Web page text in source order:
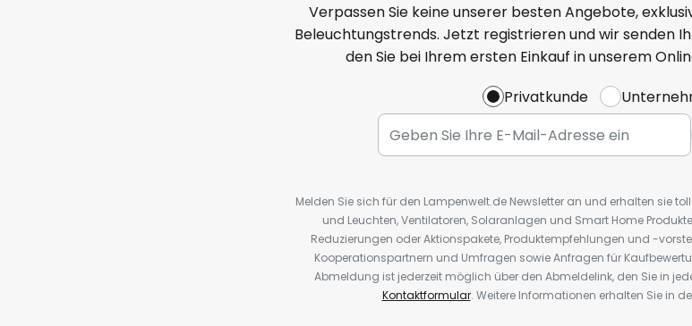
Verpassen Sie keine unserer besten Angebote,
Beleuchtungstrends. Jetzt registrieren und wir senden
den Sie bei Ihrem ersten Einkauf in unserem
Privatkunde
Melden Sie sich für den Lampenwelt.de Newsletter an und erhalten sie
und Leuchten, Ventilatoren, Solaranlagen und Smart Home
Reduzierungen oder Aktionspakete, Produktempfehlungen und -
Kooperationspartnern und Umfragen sowie Anfragen für
Abmeldung ist jederzeit möglich über den Abmeldelink, den Sie in
Kontaktformular. Weitere Informationen erhalten Sie in